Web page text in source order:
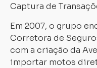
Captura de
Em 2007, o grupo
Corretora de
com a criação da
importar motos